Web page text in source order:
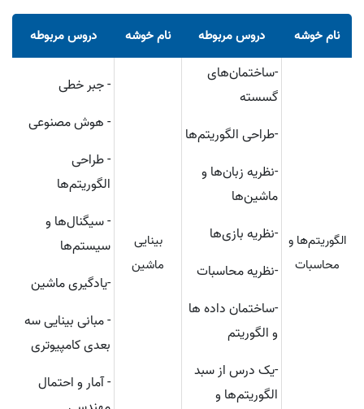
نام خوشه دروس مربوطه نام خوشه دروس مربوطه
الگوریتم‌ها و
محاسبات
-ساختمان‌های
گسسته
-طراحی الگوریتم‌ها
-نظریه زبان‌ها و
ماشین‌ها
-نظریه بازی‌ها
-نظریه محاسبات
-ساختمان داده ها
و الگوریتم
-یک درس از سبد
الگوریتم‌ها و
بینایی
ماشین
- جبر خطی
- هوش مصنوعی
- طراحی
الگوریتم‌ها
- سیگنال‌ها و
سیستم‌ها
-یادگیری ماشین
- مبانی بینایی سه
بعدی کامپیوتری
- آمار و احتمال